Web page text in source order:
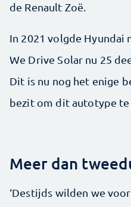
de Renault Zoë.
In 2021 volgde Hyundai
We Drive Solar nu 25
Dit is nu nog het enige
bezit om dit autotype te
Meer dan
‘Destijds wilden we